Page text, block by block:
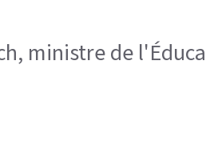
ministre de